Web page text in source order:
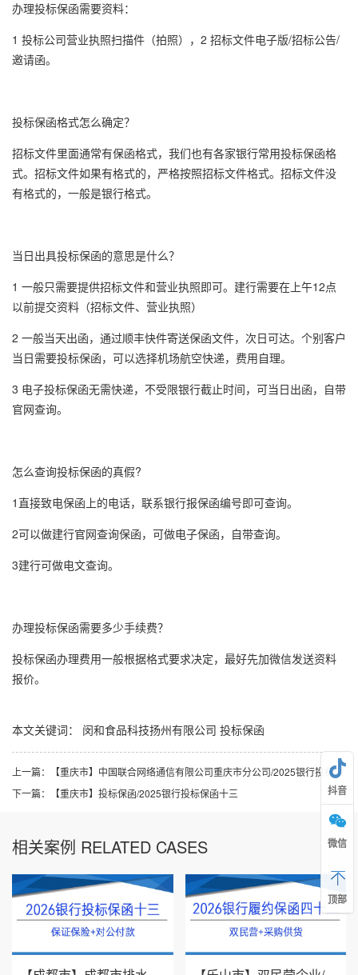
办理投标保函需要资料：
1 投标公司营业执照扫描件（拍照），2 招标文件电子版/招标公告/
邀请函。
投标保函格式怎么确定？
招标文件里面通常有保函格式，我们也有各家银行常用投标保函格
式。招标文件如果有格式的，严格按照招标文件格式。招标文件没
有格式的，一般是银行格式。
当日出具投标保函的意思是什么？
1 一般只需要提供招标文件和营业执照即可。建行需要在上午12点
以前提交资料（招标文件、营业执照）
2 一般当天出函，通过顺丰快件寄送保函文件，次日可达。个别客户
当日需要投标保函，可以选择机场航空快递，费用自理。
3 电子投标保函无需快递，不受限银行截止时间，可当日出函，自带
官网查询。
怎么查询投标保函的真假?
1直接致电保函上的电话，联系银行报保函编号即可查询。
2可以做建行官网查询保函，可做电子保函，自带查询。
3建行可做电文查询。
办理投标保函需要多少手续费？
投标保函办理费用一般根据格式要求决定，最好先加微信发送资料
报价。
本文关键词： 闵和食品科技扬州有限公司 投标保函
上一篇：
【重庆市】中国联合网络通信有限公司重庆市分公司/2025银行投标保函十一
下一篇：
【重庆市】投标保函/2025银行投标保函十三
相关案例 RELATED CASES
抖音
微信
顶部